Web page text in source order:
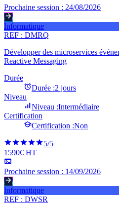
Prochaine session : 24/08/2026
Informatique
REF : DMRQ
Développer des microservices
Reactive Messaging
Durée
Durée :2 jours
Niveau
Niveau :Intermédiaire
Certification
Certification :Non
5/5
1590€ HT
Prochaine session : 14/09/2026
Informatique
REF : DWSR